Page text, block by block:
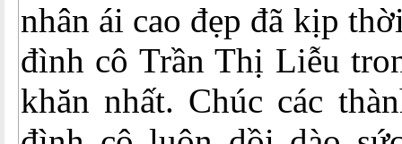
nhân ái cao đẹp đã kịp
đình cô Trần Thị Liễu
khăn nhất. Chúc các